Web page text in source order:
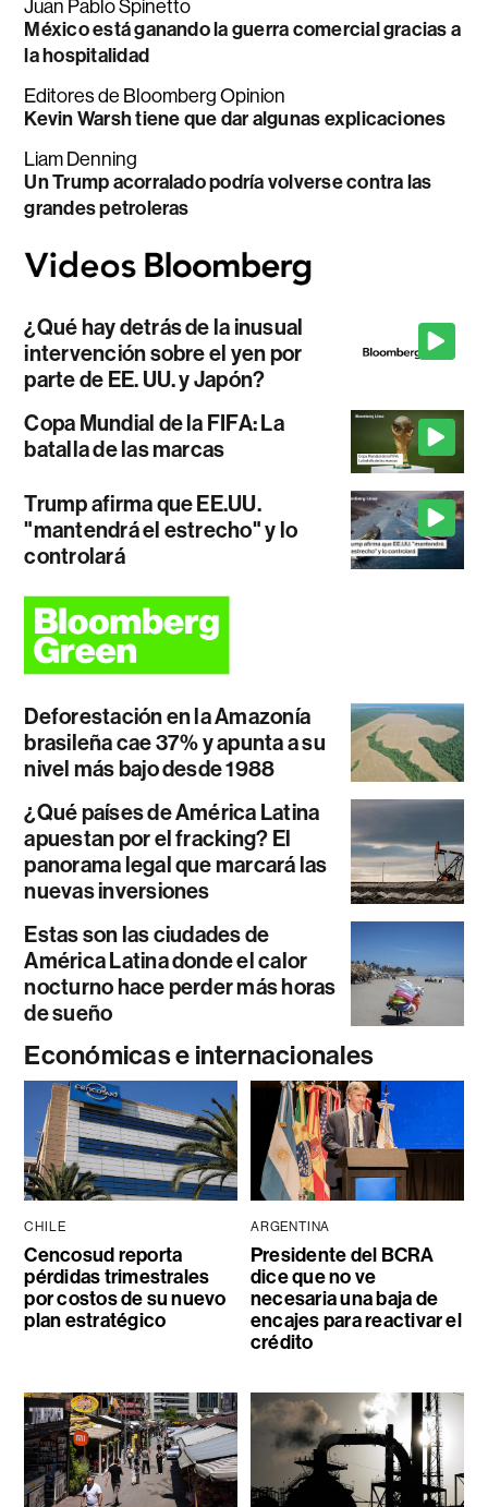
Juan Pablo Spinetto
México está ganando la guerra comercial gracias a
la hospitalidad
Editores de Bloomberg Opinion
Kevin Warsh tiene que dar algunas explicaciones
Liam Denning
Un Trump acorralado podría volverse contra las
grandes petroleras
¿Qué hay detrás de la inusual
intervención sobre el yen por
parte de EE. UU. y Japón?
Copa Mundial de la FIFA: La
batalla de las marcas
Trump afirma que EE.UU.
"mantendrá el estrecho" y lo
controlará
Deforestación en la Amazonía
brasileña cae 37% y apunta a su
nivel más bajo desde 1988
¿Qué países de América Latina
apuestan por el fracking? El
panorama legal que marcará las
nuevas inversiones
Estas son las ciudades de
América Latina donde el calor
nocturno hace perder más horas
de sueño
Económicas e internacionales
CHILE
Cencosud reporta
pérdidas trimestrales
por costos de su nuevo
plan estratégico
ARGENTINA
Presidente del BCRA
dice que no ve
necesaria una baja de
encajes para reactivar el
crédito